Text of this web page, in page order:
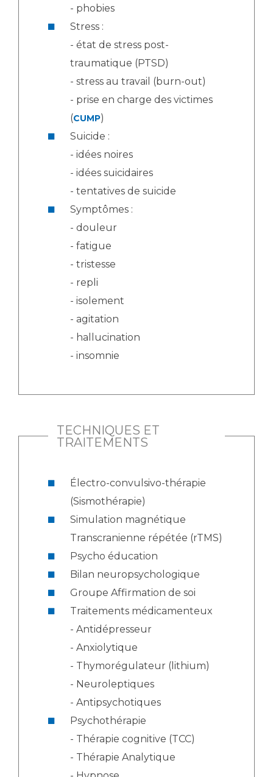
- phobies
Stress :
- état de stress post-
traumatique (PTSD)
- stress au travail (burn-out)
- prise en charge des victimes
(CUMP)
Suicide :
- idées noires
- idées suicidaires
- tentatives de suicide
Symptômes :
- douleur
- fatigue
- tristesse
- repli
- isolement
- agitation
- hallucination
- insomnie
TECHNIQUES ET
TRAITEMENTS
Électro-convulsivo-thérapie
(Sismothérapie)
Simulation magnétique
Transcranienne répétée (rTMS)
Psycho éducation
Bilan neuropsychologique
Groupe Affirmation de soi
Traitements médicamenteux
- Antidépresseur
- Anxiolytique
- Thymorégulateur (lithium)
- Neuroleptiques
- Antipsychotiques
Psychothérapie
- Thérapie cognitive (TCC)
- Thérapie Analytique